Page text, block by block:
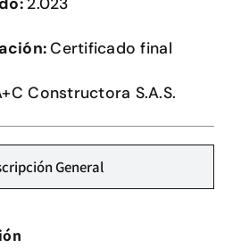
Certificado final
Constructora S.A.S.
General